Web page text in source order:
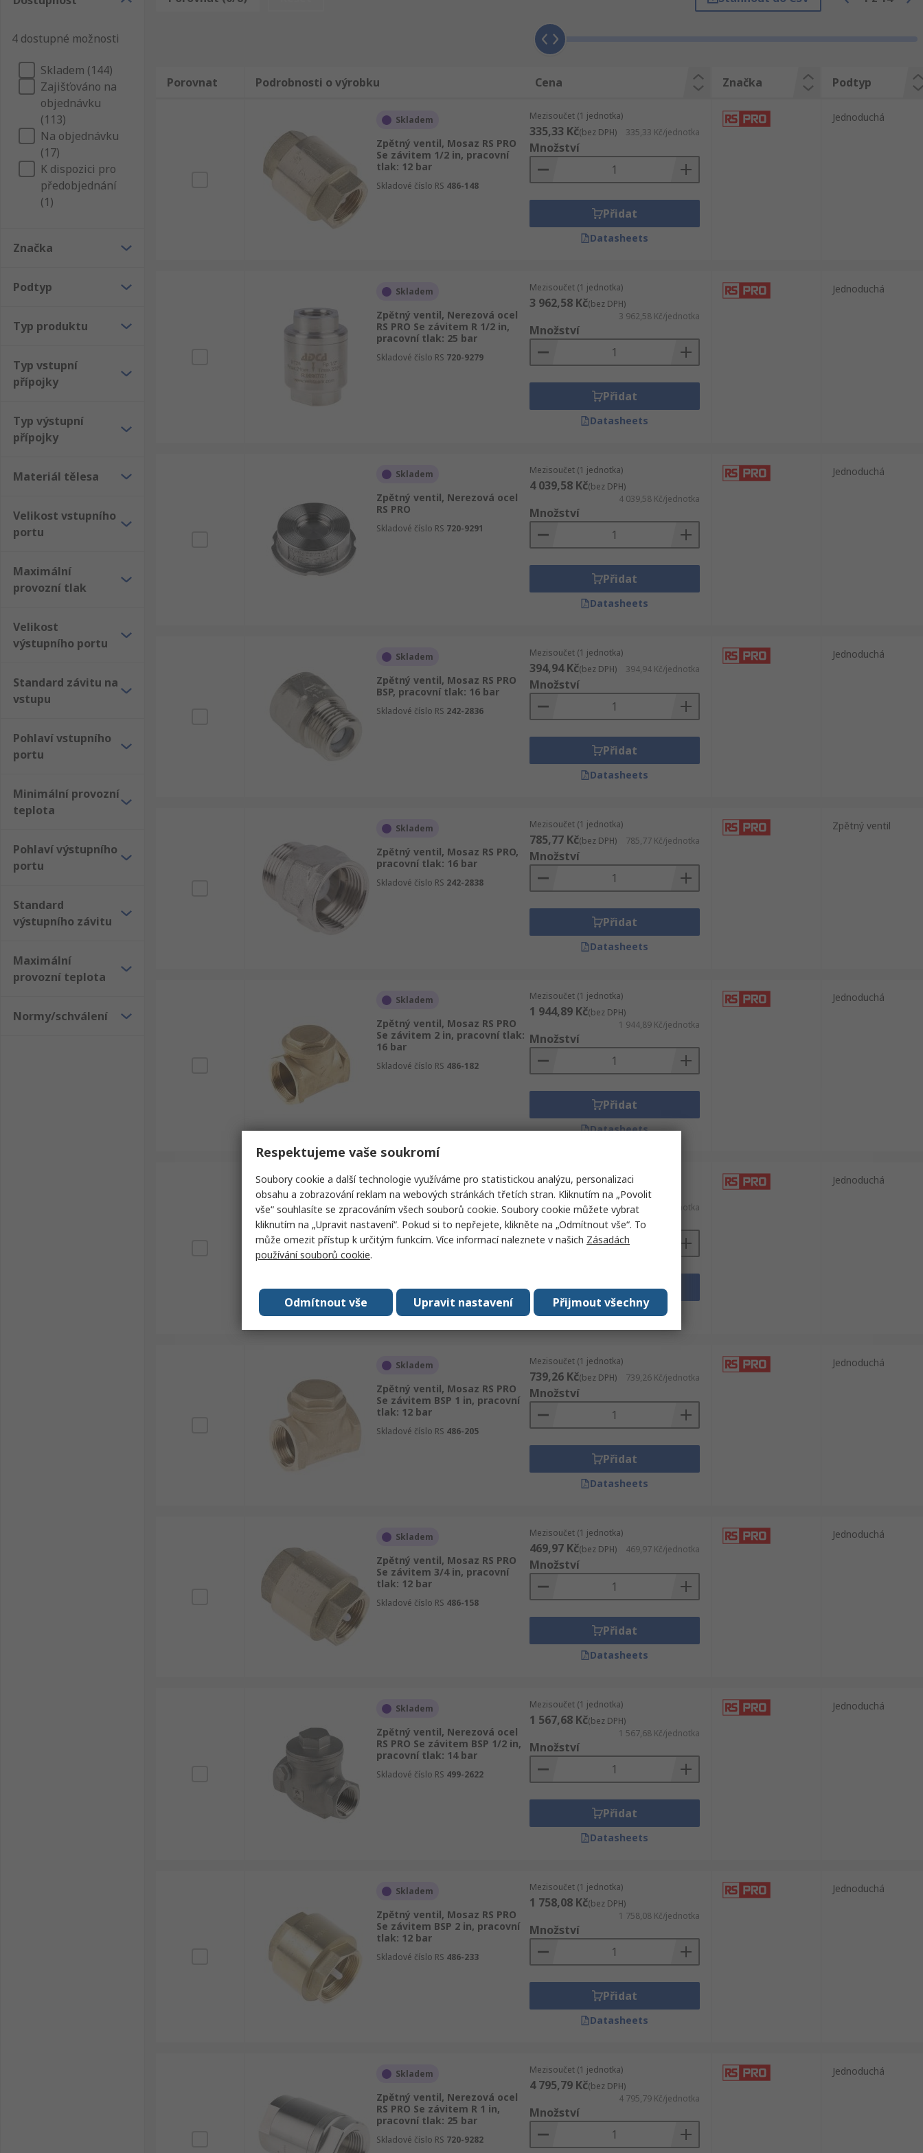
bezpečnostní rady a opatření. My vám doručíme Zpětné ventily do druhého dne. Usilujeme o to, aby naše Zpětné ventily splnily požadavky nejvyšší kvality a
bezpečnostních standartů, takže nám můžete plně důvěřovat. O skupině Ventily a kohoutky najdete u nás kompletní technické informace. Ventily
a kohoutky - nabízíme podporu vynikajících inženýrů a informační a poradenský servis, ale také flexibilní slevy.
4 dostupné možnosti
Skladem (144)
Zajišťováno na
objednávku
(113)
Na objednávku
(17)
K dispozici pro
předobjednání
(1)
Značka
Podtyp
Typ produktu
Typ vstupní
přípojky
Typ výstupní
přípojky
Materiál tělesa
Velikost vstupního
portu
Maximální
provozní tlak
Velikost
výstupního portu
Standard závitu na
vstupu
Pohlaví vstupního
portu
Minimální provozní
teplota
Pohlaví výstupního
portu
Standard
výstupního závitu
Maximální
provozní teplota
Normy/schválení
Porovnat Podrobnosti o výrobku Cena Značka Podtyp
Skladem
Zpětný ventil, Mosaz RS PRO
Se závitem 1/2 in, pracovní
tlak: 12 bar
Skladové číslo RS 486-148
Mezisoučet (1 jednotka)
335,33 Kč(bez DPH) 335,33 Kč/jednotka
Množství
Přidat
Datasheets
Jednoduchá
Skladem
Zpětný ventil, Nerezová ocel
RS PRO Se závitem R 1/2 in,
pracovní tlak: 25 bar
Skladové číslo RS 720-9279
Mezisoučet (1 jednotka)
3 962,58 Kč(bez DPH)
3 962,58 Kč/jednotka
Množství
Přidat
Datasheets
Jednoduchá
Skladem
Zpětný ventil, Nerezová ocel
RS PRO
Skladové číslo RS 720-9291
Mezisoučet (1 jednotka)
4 039,58 Kč(bez DPH)
4 039,58 Kč/jednotka
Množství
Přidat
Datasheets
Jednoduchá
Skladem
Zpětný ventil, Mosaz RS PRO
BSP, pracovní tlak: 16 bar
Skladové číslo RS 242-2836
Mezisoučet (1 jednotka)
394,94 Kč(bez DPH) 394,94 Kč/jednotka
Množství
Přidat
Datasheets
Jednoduchá
Skladem
Zpětný ventil, Mosaz RS PRO,
pracovní tlak: 16 bar
Skladové číslo RS 242-2838
Mezisoučet (1 jednotka)
785,77 Kč(bez DPH) 785,77 Kč/jednotka
Množství
Přidat
Datasheets
Zpětný ventil
Skladem
Zpětný ventil, Mosaz RS PRO
Se závitem 2 in, pracovní tlak:
16 bar
Skladové číslo RS 486-182
Mezisoučet (1 jednotka)
1 944,89 Kč(bez DPH)
1 944,89 Kč/jednotka
Množství
Přidat
Datasheets
Jednoduchá
Dočasně vyprodáno
Zpětný ventil, Nerezová ocel
RS PRO
Skladové číslo RS720-9295
Mezisoučet (1 jednotka)
4 927,86 Kč(bez DPH)
4 927,86 Kč/jednotka
Množství
Přidat
Datasheets
Jednoduchá
Skladem
Zpětný ventil, Mosaz RS PRO
Se závitem BSP 1 in, pracovní
tlak: 12 bar
Skladové číslo RS 486-205
Mezisoučet (1 jednotka)
739,26 Kč(bez DPH) 739,26 Kč/jednotka
Množství
Přidat
Datasheets
Jednoduchá
Skladem
Zpětný ventil, Mosaz RS PRO
Se závitem 3/4 in, pracovní
tlak: 12 bar
Skladové číslo RS 486-158
Mezisoučet (1 jednotka)
469,97 Kč(bez DPH) 469,97 Kč/jednotka
Množství
Přidat
Datasheets
Jednoduchá
Skladem
Zpětný ventil, Nerezová ocel
RS PRO Se závitem BSP 1/2 in,
pracovní tlak: 14 bar
Skladové číslo RS 499-2622
Mezisoučet (1 jednotka)
1 567,68 Kč(bez DPH)
1 567,68 Kč/jednotka
Množství
Přidat
Datasheets
Jednoduchá
Skladem
Zpětný ventil, Mosaz RS PRO
Se závitem BSP 2 in, pracovní
tlak: 12 bar
Skladové číslo RS 486-233
Mezisoučet (1 jednotka)
1 758,08 Kč(bez DPH)
1 758,08 Kč/jednotka
Množství
Přidat
Datasheets
Jednoduchá
Skladem
Zpětný ventil, Nerezová ocel
RS PRO Se závitem R 1 in,
pracovní tlak: 25 bar
Skladové číslo RS 720-9282
Mezisoučet (1 jednotka)
4 795,79 Kč(bez DPH)
4 795,79 Kč/jednotka
Množství
Jednoduchá
Respektujeme vaše soukromí
Soubory cookie a další technologie využíváme pro statistickou analýzu, personalizaci
obsahu a zobrazování reklam na webových stránkách třetích stran. Kliknutím na „Povolit
vše“ souhlasíte se zpracováním všech souborů cookie. Soubory cookie můžete vybrat
kliknutím na „Upravit nastavení“. Pokud si to nepřejete, klikněte na „Odmítnout vše“. To
může omezit přístup k určitým funkcím. Více informací naleznete v našich Zásadách
používání souborů cookie.
Přijmout všechny
Upravit nastavení
Odmítnout vše